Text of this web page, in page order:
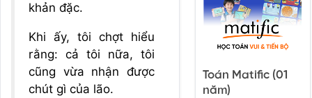
khản đặc.
Khi ấy, tôi chợt hiểu
rằng: cả tôi nữa, tôi
cũng vừa nhận được
chút gì của lão.
Toán Matific (01
năm)